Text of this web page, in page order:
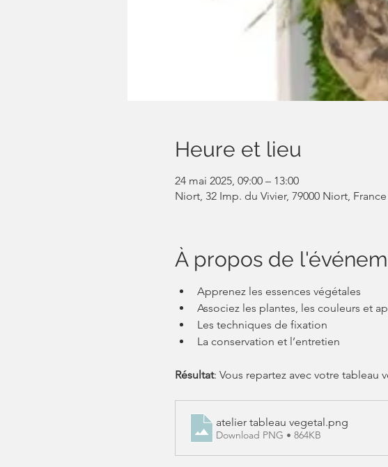
Heure et lieu
24 mai 2025, 09:00 – 13:00
Niort, 32 Imp. du Vivier, 79000 Niort, France
À propos de
Apprenez les essences végétales
Associez les plantes, les couleurs et
Les techniques de fixation
La conservation et l’entretien
Résultat: Vous repartez avec votre tableau
atelier tableau vegetal.png
Download PNG • 864KB